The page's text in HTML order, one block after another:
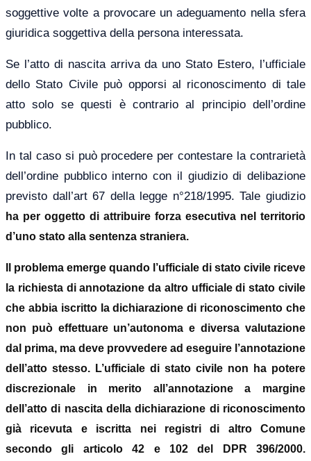
soggettive volte a provocare un adeguamento nella sfera
giuridica soggettiva della persona interessata.
Se l’atto di nascita arriva da uno Stato Estero, l’ufficiale
dello Stato Civile può opporsi al riconoscimento di tale
atto solo se questi è contrario al principio dell’ordine
pubblico.
In tal caso si può procedere per contestare la contrarietà
dell’ordine pubblico interno con il giudizio di delibazione
previsto dall’art 67 della legge n°218/1995. Tale giudizio
ha per oggetto di attribuire forza esecutiva nel territorio
d’uno stato alla sentenza straniera.
Il problema emerge quando l’ufficiale di stato civile riceve
la richiesta di annotazione da altro ufficiale di stato civile
che abbia iscritto la dichiarazione di riconoscimento che
non può effettuare un’autonoma e diversa valutazione
dal prima, ma deve provvedere ad eseguire l’annotazione
dell’atto stesso. L’ufficiale di stato civile non ha potere
discrezionale in merito all’annotazione a margine
dell’atto di nascita della dichiarazione di riconoscimento
già ricevuta e iscritta nei registri di altro Comune
secondo gli articolo 42 e 102 del DPR 396/2000.